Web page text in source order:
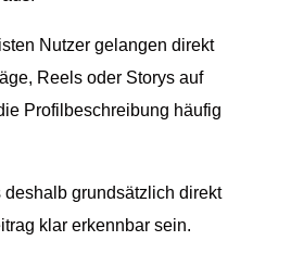
Nutzer gelangen direkt
Reels oder Storys auf
Profilbeschreibung häufig
deshalb grundsätzlich direkt
klar erkennbar sein.